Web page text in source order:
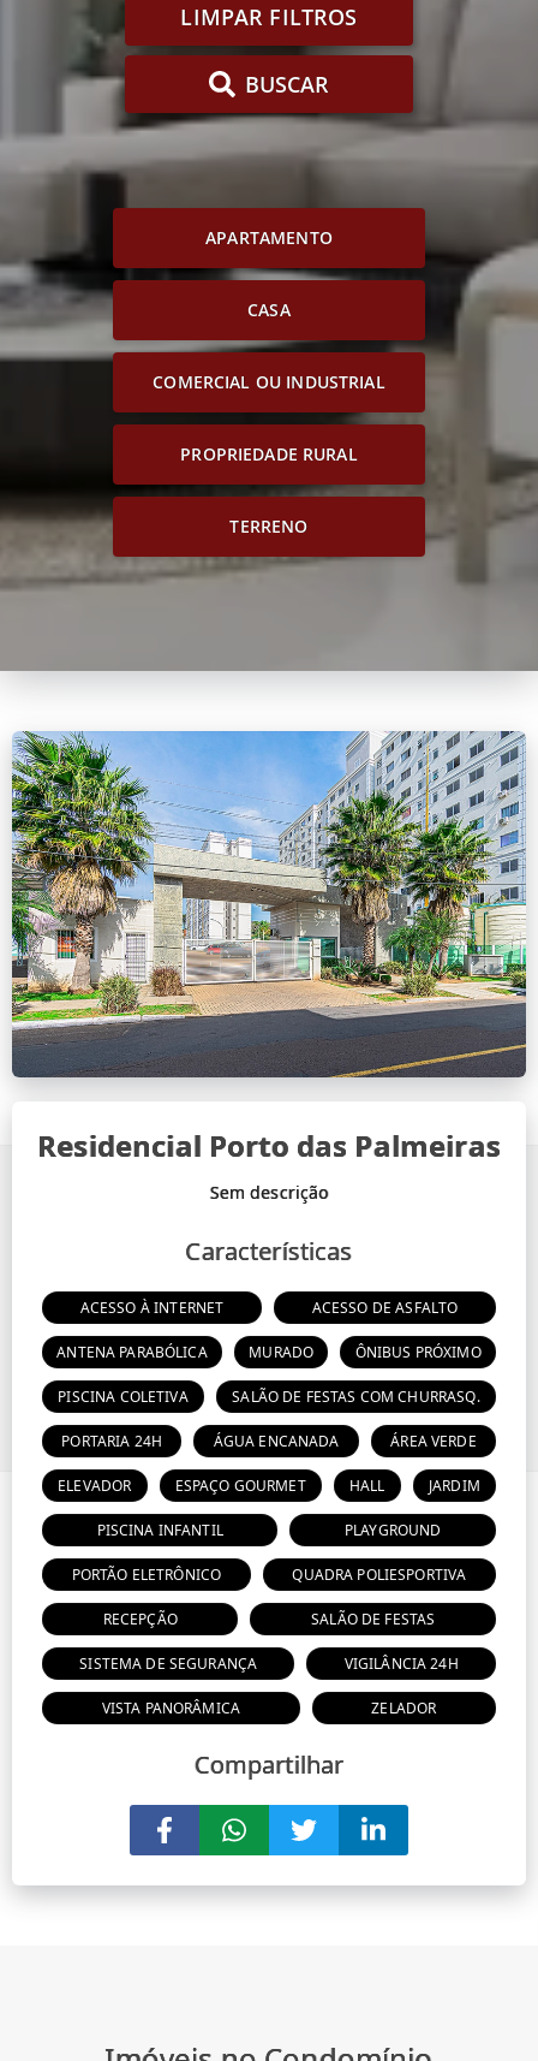
LIMPAR FILTROS
BUSCAR
APARTAMENTO
CASA
COMERCIAL OU INDUSTRIAL
PROPRIEDADE RURAL
TERRENO
Residencial Porto das Palmeiras
Sem descrição
Características
ACESSO À INTERNET ACESSO DE ASFALTO
ANTENA PARABÓLICA MURADO ÔNIBUS PRÓXIMO
PISCINA COLETIVA SALÃO DE FESTAS COM CHURRASQ.
PORTARIA 24H ÁGUA ENCANADA ÁREA VERDE
ELEVADOR ESPAÇO GOURMET HALL JARDIM
PISCINA INFANTIL PLAYGROUND
PORTÃO ELETRÔNICO QUADRA POLIESPORTIVA
RECEPÇÃO SALÃO DE FESTAS
SISTEMA DE SEGURANÇA VIGILÂNCIA 24H
VISTA PANORÂMICA ZELADOR
Compartilhar